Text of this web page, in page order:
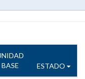
BASE
ESTADO